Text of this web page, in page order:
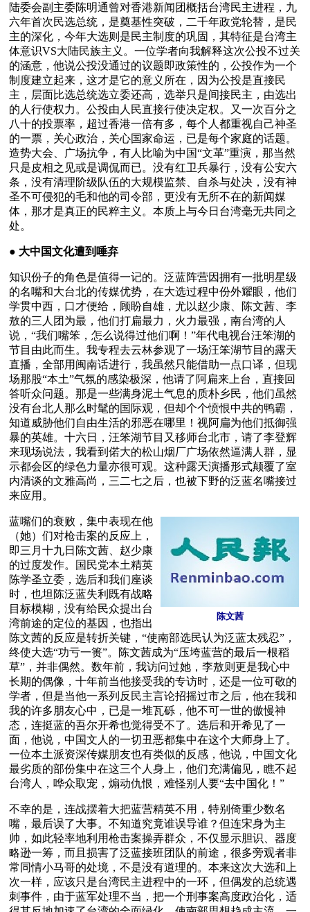
陆委会副主委陈明通曾对香港新闻团概括台湾民主进程，九
六年首次民选总统，是奠基性突破，二千年政党轮替，是民
主的深化，今年大选则是民主制度的巩固，其特征是台湾主
体意识VS大陆民族主义。一位学者向我解释这次公投不过关
的涵意，他说公投没通过的议题即政策性的，公投作为一个
制度建立起来，这才是它的意义所在，因为公投是直接民
主，层面比选总统选立委还高，选举只是间接民主，由选出
的人行使权力。公投由人民直接行使决定权。又一次百分之
八十的投票率，超过香港一倍有多，每个人都重视自己神圣
的一票，关心政治，关心国家命运，已是每个家庭的话题。
造势大会、广场抗争，有人比喻为中国“文革”重演，那当然
只是皮相之见或是调侃而已。没有红卫兵暴行，没有公安六
条，没有清理阶级队伍的大规模监禁、自杀与处决，没有神
圣不可侵犯的毛和他的司令部，更没有无所不在的新闻媒
体，那才是真正的民粹主义。本质上与今日台湾毫无共同之
处。
● 大中国文化遭到唾弃
知识份子的角色是值得一记的。泛蓝阵营因拥有一批明星级
的名嘴和大台北的传媒优势，在大选过程中份外耀眼，他们
学贯中西，口才便给，顾盼自雄，尤以赵少康、陈文茜、李
敖的三人团为最，他们打扁最力，火力最强，南台湾的人
说，“我们嘴笨，怎么说得过他们啊！”年代电视台汪笨湖的
节目由此而生。我专程去云林参观了一场汪笨湖节目的露天
直播，全部用闽南话进行，我虽然只能借助一点口译，但现
场那股“本土”气氛的感染极深，他请了阿扁来上台，直接回
答听众问题。那是一些满身泥土气息的质朴乡民，他们虽然
没有台北人那么时髦的国际观，但却个个愤恨中共的鸭霸，
知道威胁他们自由生活的邪恶在哪里！视阿扁为他们抵御强
暴的英雄。十六日，汪笨湖节目又移师台北市，请了李登辉
来现场说法，我看到偌大的松山烟厂广场依然逼满人群，显
示都会区的绿色力量亦很可观。这种露天演播形式颠覆了室
内清谈的文雅高尚，三二七之后，也被下野的泛蓝名嘴接过
来应用。
陈文茜
蓝嘴们的衰败，集中表现在他
（她）们对枪击案的反应上，
即三月十九日陈文茜、赵少康
的过度发作。国民党本土精英
陈学圣立委，选后和我们座谈
时，也坦陈泛蓝失利既有战略
目标模糊，没有给民众提出台
湾前途的定位的基因，也指出
陈文茜的反应是转折关键，“使南部选民认为泛蓝太残忍”，
终使大选“功亏一篑”。陈文茜成为“压垮蓝营的最后一根稻
草”，并非偶然。数年前，我访问过她，李敖则更是我心中
长期的偶像，十年前当他接受我的专访时，还是一位可敬的
学者，但是当他一系列反民主言论招摇过市之后，他在我和
我的许多朋友心中，已是一堆瓦砾，他不可一世的傲慢神
态，连挺蓝的吾尔开希也觉得受不了。选后和开希见了一
面，他说，中国文人的一切丑恶都集中在这个大师身上了。
一位本土派资深传媒朋友也有类似的反感，他说，中国文化
最劣质的部份集中在这三个人身上，他们充满偏见，瞧不起
台湾人，哗众取宠，煽动仇恨，难怪别人要“去中国化！”
不幸的是，连战摆着大把蓝营精英不用，特别倚重少数名
嘴，最后误了大事。不知道究竟谁误导谁？但连宋身为主
帅，如此轻率地利用枪击案操弄群众，不仅显示胆识、器度
略逊一筹，而且损害了泛蓝接班团队的前途，很多旁观者非
常同情小马哥的处境，不是没有道理的。本来这次大选和上
次一样，应该只是台湾民主进程中的一环，但偶发的总统遇
刺事件，由于蓝军处理不当，把一个刑事案高度政治化，适